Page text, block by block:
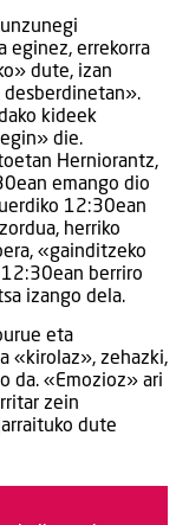
eginez, errekorra
dute, izan
kideek
die.
Herniorantz,
emango dio
12:30ean
herriko
«gainditzeko
berriro
izango dela.
eta
«kirolaz», zehazki,
da. «Emozioz» ari
zein
dute